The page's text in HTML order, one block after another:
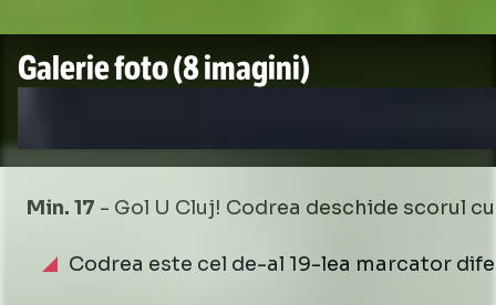
Galerie foto(8 imagini)
Min. 17 - Gol U Cluj! Codrea deschide scorul
Codrea este cel de-al 19-lea marcator